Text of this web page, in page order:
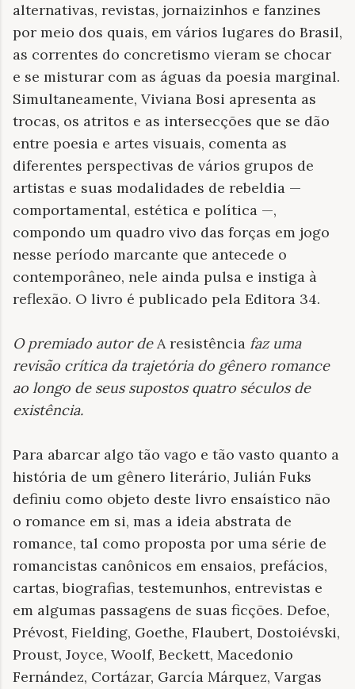
alternativas, revistas, jornaizinhos e fanzines
por meio dos quais, em vários lugares do Brasil,
as correntes do concretismo vieram se chocar
e se misturar com as águas da poesia marginal.
Simultaneamente, Viviana Bosi apresenta as
trocas, os atritos e as intersecções que se dão
entre poesia e artes visuais, comenta as
diferentes perspectivas de vários grupos de
artistas e suas modalidades de rebeldia —
comportamental, estética e política —,
compondo um quadro vivo das forças em jogo
nesse período marcante que antecede o
contemporâneo, nele ainda pulsa e instiga à
reflexão. O livro é publicado pela Editora 34.
O premiado autor deA resistência faz uma
revisão crítica da trajetória do gênero romance
ao longo de seus supostos quatro séculos de
existência.
Para abarcar algo tão vago e tão vasto quanto a
história de um gênero literário, Julián Fuks
definiu como objeto deste livro ensaístico não
o romance em si, mas a ideia abstrata de
romance, tal como proposta por uma série de
romancistas canônicos em ensaios, prefácios,
cartas, biografias, testemunhos, entrevistas e
em algumas passagens de suas ficções. Defoe,
Prévost, Fielding, Goethe, Flaubert, Dostoiévski,
Proust, Joyce, Woolf, Beckett, Macedonio
Fernández, Cortázar, García Márquez, Vargas